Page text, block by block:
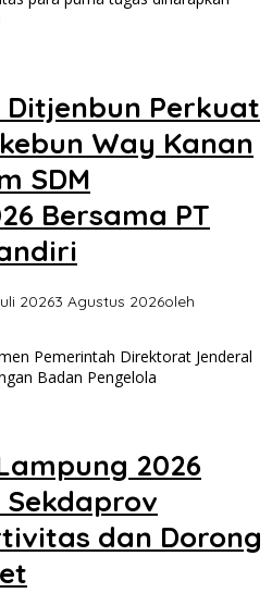
Ditjenbun Perkuat
Way Kanan
SDM
Bersama PT
20263 Agustus 2026oleh
Pemerintah Direktorat Jenderal
Badan Pengelola
2026
Sekdaprov
dan Dorong